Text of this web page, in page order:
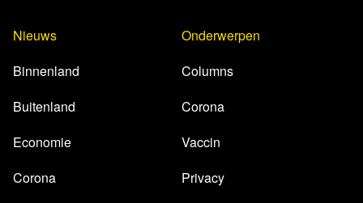
Nieuws
Binnenland
Buitenland
Economie
Corona
Onderwerpen
Columns
Corona
Vaccin
Privacy